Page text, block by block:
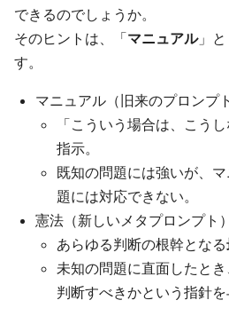
できるのでしょうか。
そのヒントは、「マニュアル」と
す。
マニュアル（旧来のプロンプ
「こういう場合は、こう
指示。
既知の問題には強いが、
題には対応できない。
憲法（新しいメタプロンプト
あらゆる判断の根幹となる
未知の問題に直面したと
判断すべきかという指針を